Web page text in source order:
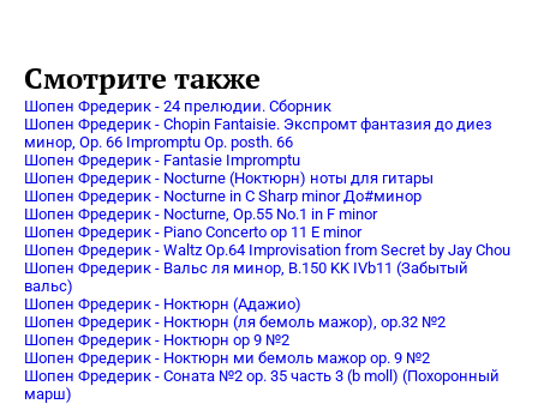
Смотрите также
Шопен Фредерик - 24 прелюдии. Сборник
Шопен Фредерик - Chopin Fantaisie. Экспромт фантазия до диез
минор, Op. 66 Impromptu Op. posth. 66
Шопен Фредерик - Fantasie Impromptu
Шопен Фредерик - Nocturne (Ноктюрн) ноты для гитары
Шопен Фредерик - Nocturne in C Sharp minor До#минор
Шопен Фредерик - Nocturne, Op.55 No.1 in F minor
Шопен Фредерик - Piano Concerto op 11 E minor
Шопен Фредерик - Waltz Op.64 Improvisation from Secret by Jay Chou
Шопен Фредерик - Вальс ля минор, B.150 KK IVb11 (Забытый
вальс)
Шопен Фредерик - Ноктюрн (Адажио)
Шопен Фредерик - Ноктюрн (ля бемоль мажор), op.32 №2
Шопен Фредерик - Ноктюрн op 9 №2
Шопен Фредерик - Ноктюрн ми бемоль мажор op. 9 №2
Шопен Фредерик - Соната №2 op. 35 часть 3 (b moll) (Похоронный
марш)